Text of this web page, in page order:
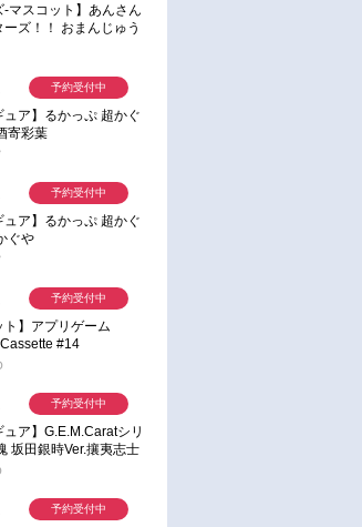
-マスコット】あんさん
ーズ！！ おまんじゅう
マスコット ねくすと2
ュア】るかっぷ 超かぐ
寄彩葉
予約受付中
ュア】るかっぷ 超かぐ
ぐや
予約受付中
ト】アプリゲーム
#14
予約受付中
ュア】G.E.M.Caratシリ
坂田銀時Ver.攘夷志士
ギュア
予約受付中
予約受付中